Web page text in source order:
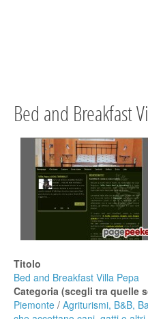
Bed and Breakfast
Titolo
Bed and Breakfast Villa Pepa
Piemonte / Agriturismi, B&B,